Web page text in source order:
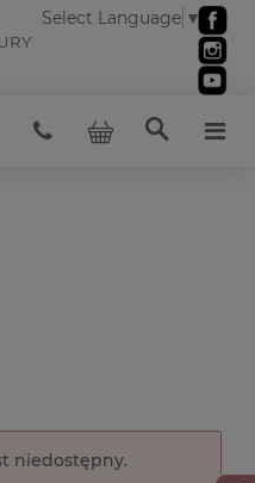
Select Language ▼
niedostępny.